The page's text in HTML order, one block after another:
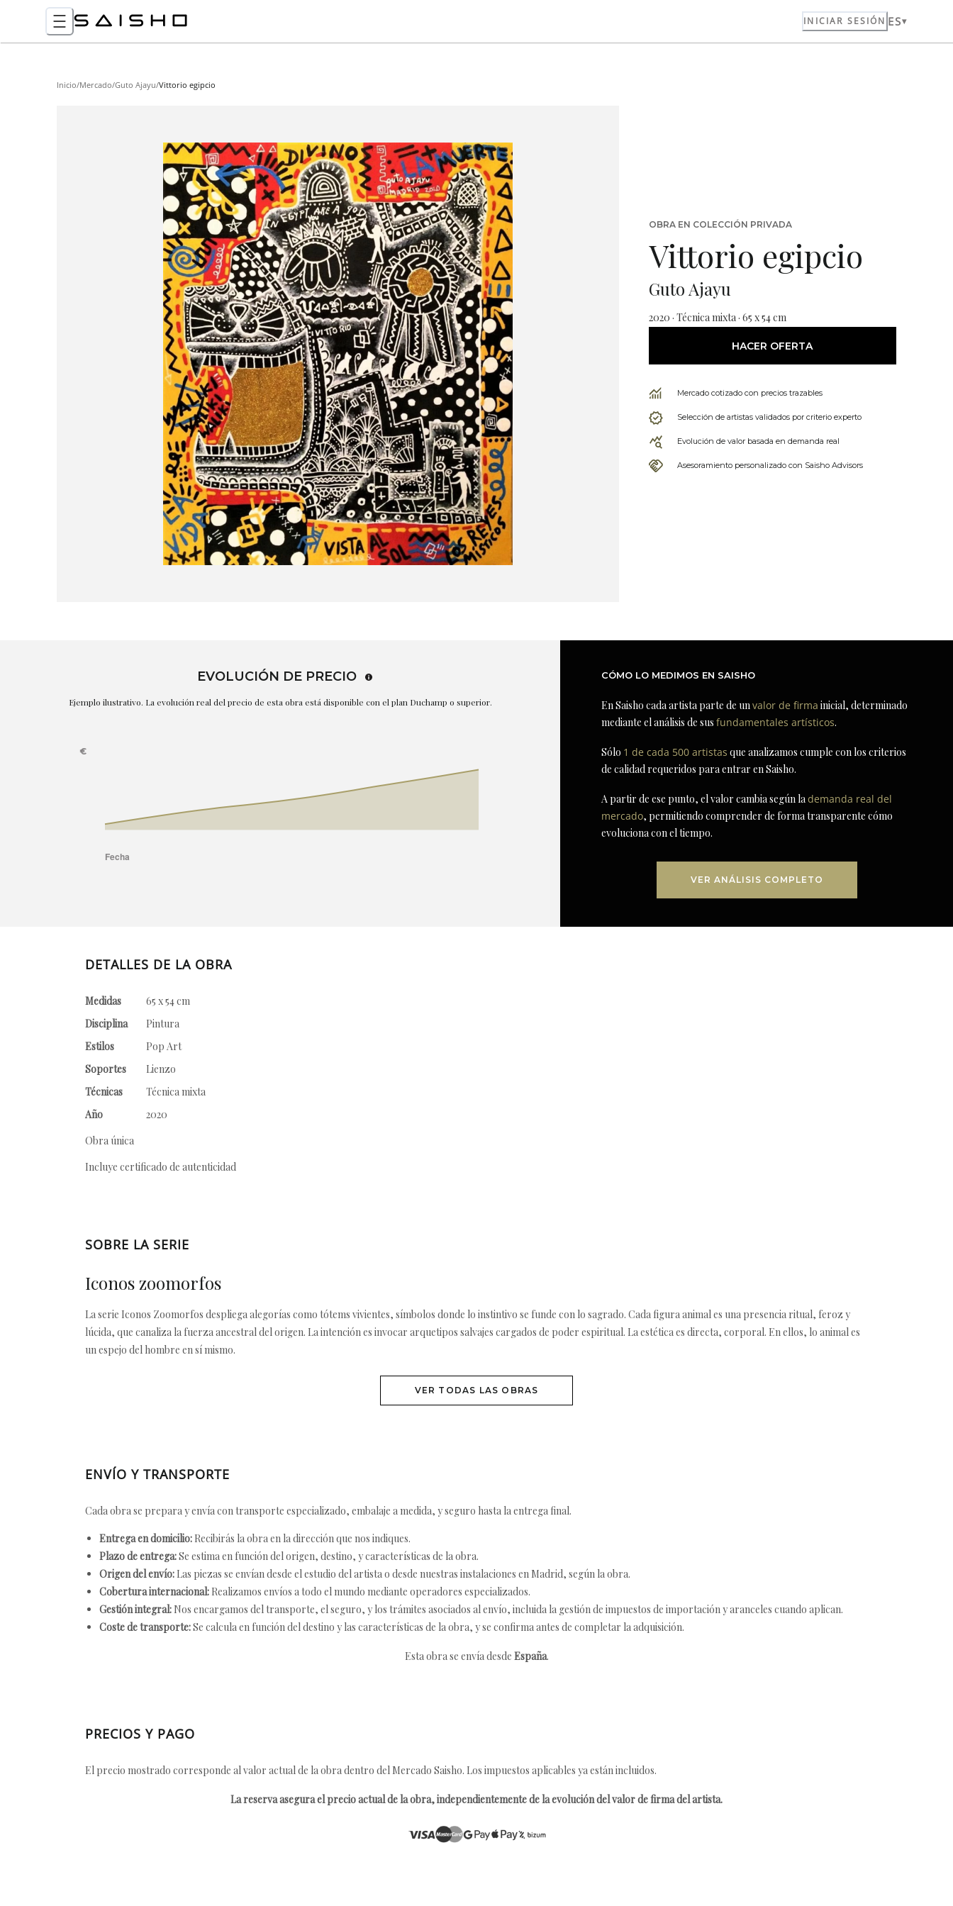
INICIAR SESIÓN ES
Inicio/Mercado/Guto Ajayu/Vittorio egipcio
OBRA EN COLECCIÓN PRIVADA
Vittorio egipcio
Guto Ajayu
2020 · Técnica mixta · 65 x 54 cm
HACER OFERTA
Mercado cotizado con precios trazables
Selección de artistas validados por criterio experto
Evolución de valor basada en demanda real
Asesoramiento personalizado con Saisho Advisors
EVOLUCIÓN DE PRECIO
Ejemplo ilustrativo. La evolución real del precio de esta obra está disponible con el plan Duchamp o superior.
CÓMO LO MEDIMOS EN SAISHO
En Saisho cada artista parte de unvalor de firma inicial, determinado
mediante el análisis de susfundamentales artísticos.
Sólo 1 de cada 500 artistas que analizamos cumple con los criterios
de calidad requeridos para entrar en Saisho.
A partir de ese punto, el valor cambia según lademanda real del
mercado, permitiendo comprender de forma transparente cómo
evoluciona con el tiempo.
VER ANÁLISIS COMPLETO
DETALLES DE LA OBRA
Medidas
65 x 54 cm
Disciplina
Pintura
Estilos
Pop Art
Soportes
Lienzo
Técnicas
Técnica mixta
Año
2020
Obra única
Incluye certificado de autenticidad
SOBRE LA SERIE
Iconos zoomorfos
La serie Iconos Zoomorfos despliega alegorías como tótems vivientes, símbolos donde lo instintivo se funde con lo sagrado. Cada figura animal es una presencia ritual, feroz y
lúcida, que canaliza la fuerza ancestral del origen. La intención es invocar arquetipos salvajes cargados de poder espiritual. La estética es directa, corporal. En ellos, lo animal es
un espejo del hombre en sí mismo.
VER TODAS LAS OBRAS
ENVÍO Y TRANSPORTE
Cada obra se prepara y envía con transporte especializado, embalaje a medida, y seguro hasta la entrega final.
Entrega en domicilio: Recibirás la obra en la dirección que nos indiques.
Plazo de entrega:Se estima en función del origen, destino, y características de la obra.
Origen del envío: Las piezas se envían desde el estudio del artista o desde nuestras instalaciones en Madrid, según la obra.
Cobertura internacional: Realizamos envíos a todo el mundo mediante operadores especializados.
Gestión integral: Nos encargamos del transporte, el seguro, y los trámites asociados al envío, incluida la gestión de impuestos de importación y aranceles cuando aplican.
Coste de transporte:Se calcula en función del destino y las características de la obra, y se confirma antes de completar la adquisición.
Esta obra se envía desde España.
PRECIOS Y PAGO
El precio mostrado corresponde al valor actual de la obra dentro del Mercado Saisho. Los impuestos aplicables ya están incluidos.
La reserva asegura el precio actual de la obra, independientemente de la evolución del valor de firma del artista.